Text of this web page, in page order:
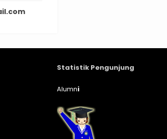
Statistik Pengunjung
Alumni